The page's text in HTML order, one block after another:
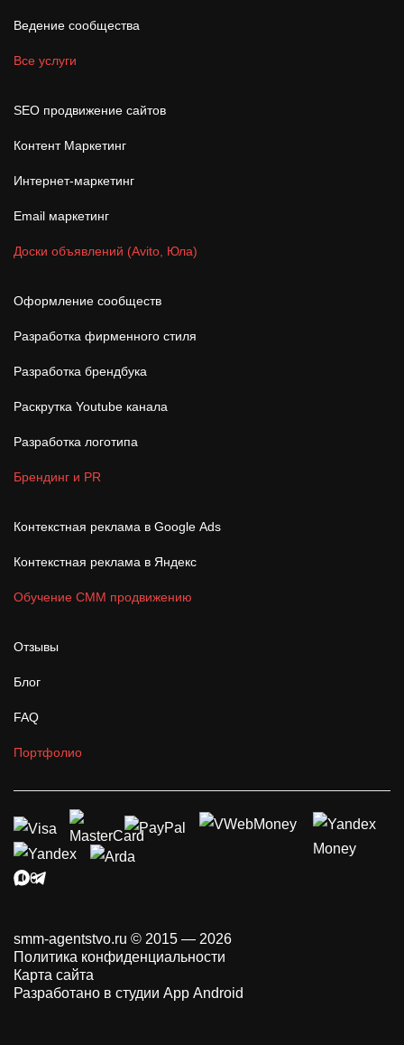
Ведение сообщества
Все услуги
SEO продвижение сайтов
Контент Маркетинг
Интернет-маркетинг
Email маркетинг
Доски объявлений (Avito, Юла)
Оформление сообществ
Разработка фирменного стиля
Разработка брендбука
Раскрутка Youtube канала
Разработка логотипа
Брендинг и PR
Контекстная реклама в Google Ads
Контекстная реклама в Яндекс
Обучение СММ продвижению
Отзывы
Блог
FAQ
Портфолио
smm-agentstvo.ru © 2015 — 2026
Политика конфиденциальности
Карта сайта
Разработано в студии App Android